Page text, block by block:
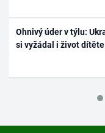
Ohnivý úder v týlu:
si vyžádal i život dítěte